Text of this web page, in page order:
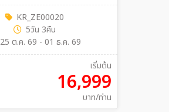
KR_ZE00020
5วัน 3คืน
25 ต.ค. 69 - 01 ธ.ค. 69
เริ่มต้น
16,999
บาท/ท่าน